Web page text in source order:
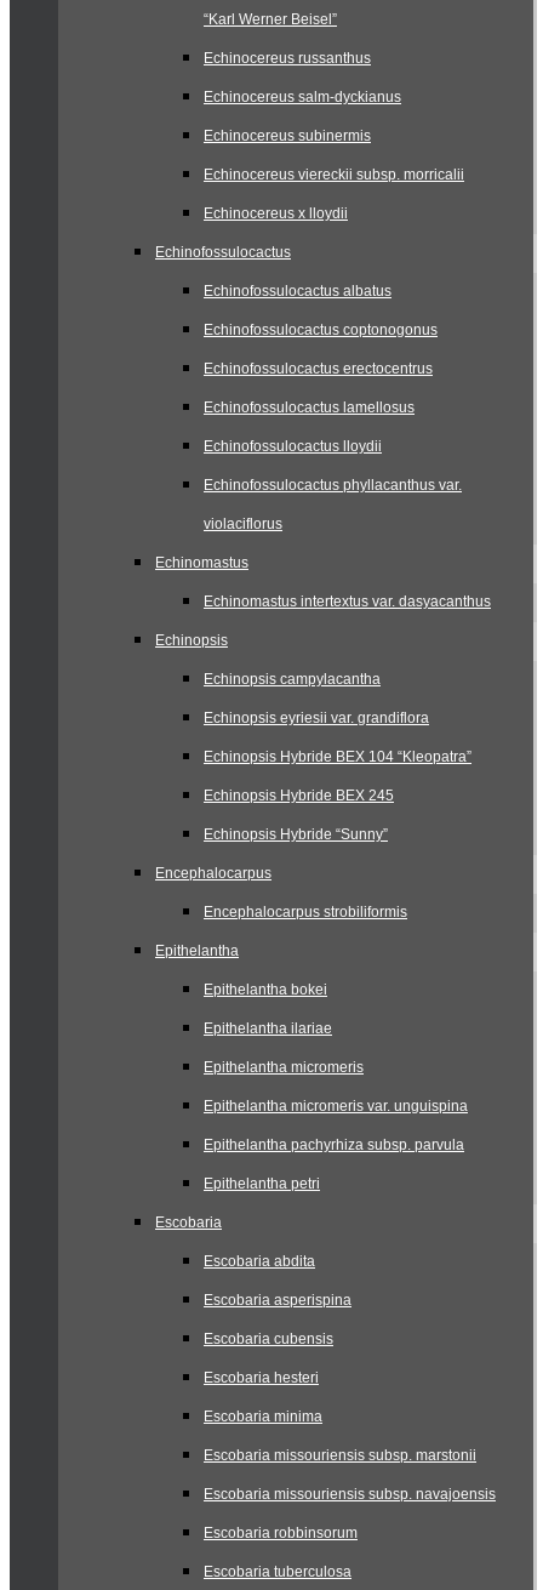
“Karl Werner Beisel”
Echinocereus russanthus
Echinocereus salm-dyckianus
Echinocereus subinermis
Echinocereus viereckii subsp. morricalii
Echinocereus x lloydii
Echinofossulocactus
Echinofossulocactus albatus
Echinofossulocactus coptonogonus
Echinofossulocactus erectocentrus
Echinofossulocactus lamellosus
Echinofossulocactus lloydii
Echinofossulocactus phyllacanthus var.
violaciflorus
Echinomastus
Echinomastus intertextus var. dasyacanthus
Echinopsis
Echinopsis campylacantha
Echinopsis eyriesii var. grandiflora
Echinopsis Hybride BEX 104 “Kleopatra”
Echinopsis Hybride BEX 245
Echinopsis Hybride “Sunny”
Encephalocarpus
Encephalocarpus strobiliformis
Epithelantha
Epithelantha bokei
Epithelantha ilariae
Epithelantha micromeris
Epithelantha micromeris var. unguispina
Epithelantha pachyrhiza subsp. parvula
Epithelantha petri
Escobaria
Escobaria abdita
Escobaria asperispina
Escobaria cubensis
Escobaria hesteri
Escobaria minima
Escobaria missouriensis subsp. marstonii
Escobaria missouriensis subsp. navajoensis
Escobaria robbinsorum
Escobaria tuberculosa